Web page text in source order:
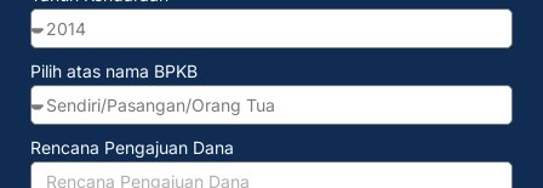
Pilih atas nama BPKB
Rencana Pengajuan Dana